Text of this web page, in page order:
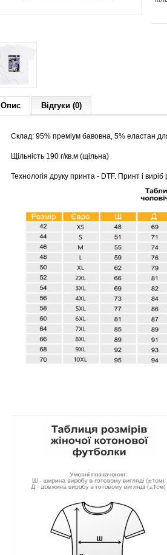
Опис Відгуки (0)
Склад: 95% преміум бавовна, 5% еластан
Щільність 190 г/кв.м (щільна)
Технологія друку принта - DTF. Принт і